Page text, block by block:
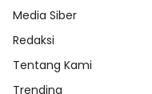
Media Siber
Redaksi
Tentang Kami
Trending